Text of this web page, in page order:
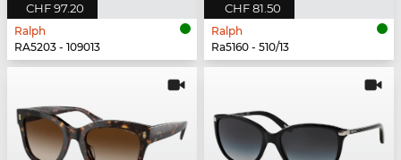
CHF 97.20
Ralph
RA5203 - 109013
CHF 81.50
Ralph
Ra5160 - 510/13